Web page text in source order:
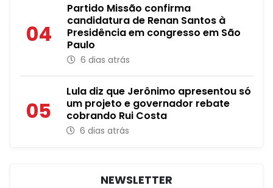
04
Partido Missão confirma
candidatura de Renan Santos à
Presidência em congresso em São
Paulo
6 dias atrás
05
Lula diz que Jerônimo apresentou só
um projeto e governador rebate
cobrando Rui Costa
6 dias atrás
NEWSLETTER